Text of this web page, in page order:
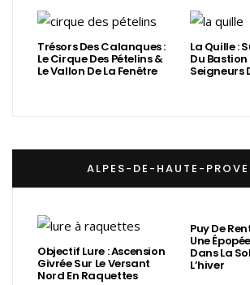
Trésors Des Calanques :
Le Cirque Des Pételins &
Le Vallon De La Fenêtre
La Quille :
Du Bastion
Seigneurs
ALPES-DE-HAUTE-
Objectif Lure : Ascension
Givrée Sur Le Versant
Nord En Raquettes
Puy De
Une
Dans La
L’hiver